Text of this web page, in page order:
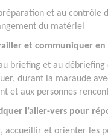
et au contrôle
du matériel
et communiquer
briefing et au débriefing
durant la maraude
et aux personnes
l’aller-vers pour
accueillir et orienter les